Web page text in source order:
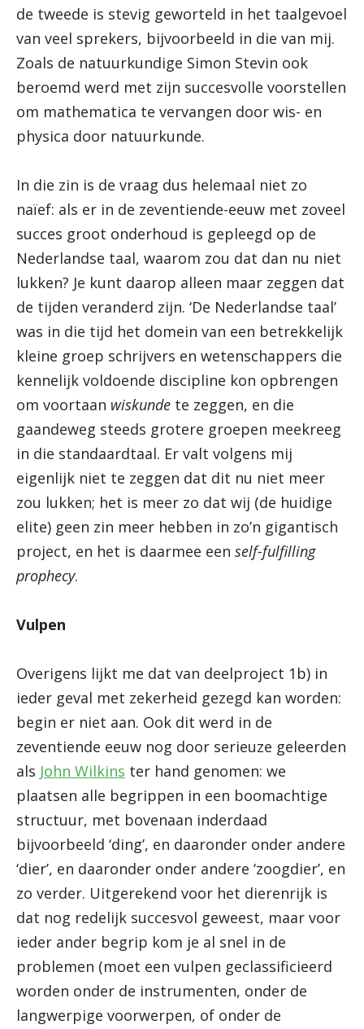
de tweede is stevig geworteld in het taalgevoel
van veel sprekers, bijvoorbeeld in die van mij.
Zoals de natuurkundige Simon Stevin ook
beroemd werd met zijn succesvolle voorstellen
om mathematica te vervangen door wis- en
physica door natuurkunde.
In die zin is de vraag dus helemaal niet zo
naïef: als er in de zeventiende-eeuw met zoveel
succes groot onderhoud is gepleegd op de
Nederlandse taal, waarom zou dat dan nu niet
lukken? Je kunt daarop alleen maar zeggen dat
de tijden veranderd zijn. ‘De Nederlandse taal’
was in die tijd het domein van een betrekkelijk
kleine groep schrijvers en wetenschappers die
kennelijk voldoende discipline kon opbrengen
om voortaan wiskunde te zeggen, en die
gaandeweg steeds grotere groepen meekreeg
in die standaardtaal. Er valt volgens mij
eigenlijk niet te zeggen dat dit nu niet meer
zou lukken; het is meer zo dat wij (de huidige
elite) geen zin meer hebben in zo’n gigantisch
project, en het is daarmee een self-fulfilling
prophecy.
Vulpen
Overigens lijkt me dat van deelproject 1b) in
ieder geval met zekerheid gezegd kan worden:
begin er niet aan. Ook dit werd in de
zeventiende eeuw nog door serieuze geleerden
als John Wilkins ter hand genomen: we
plaatsen alle begrippen in een boomachtige
structuur, met bovenaan inderdaad
bijvoorbeeld ‘ding’, en daaronder onder andere
‘dier’, en daaronder onder andere ‘zoogdier’, en
zo verder. Uitgerekend voor het dierenrijk is
dat nog redelijk succesvol geweest, maar voor
ieder ander begrip kom je al snel in de
problemen (moet een vulpen geclassificieerd
worden onder de instrumenten, onder de
langwerpige voorwerpen, of onder de